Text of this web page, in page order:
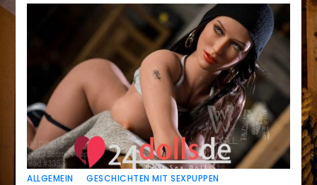
ALLGEMEIN GESCHICHTEN MIT SEXPUPPEN